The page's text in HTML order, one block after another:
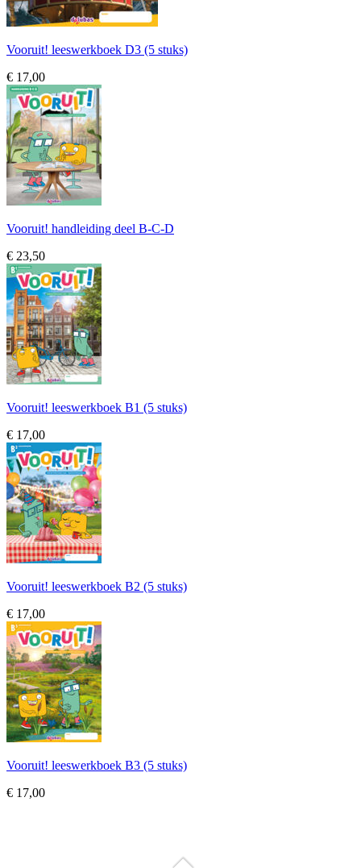
Vooruit! leeswerkboek D3 (5 stuks)
€ 17,00
Vooruit! handleiding deel B-C-D
€ 23,50
Vooruit! leeswerkboek B1 (5 stuks)
€ 17,00
Vooruit! leeswerkboek B2 (5 stuks)
€ 17,00
Vooruit! leeswerkboek B3 (5 stuks)
€ 17,00